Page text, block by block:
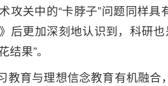
关中的“卡脖子”问题同样具
后更加深刻地认识到，科研
果”。
育与理想信念教育有机融合